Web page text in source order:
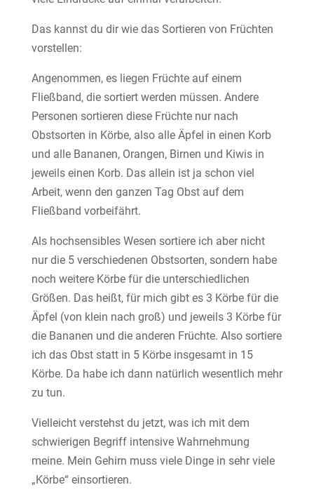
Das kannst du dir wie das Sortieren von Früchten
vorstellen:
Angenommen, es liegen Früchte auf einem
Fließband, die sortiert werden müssen. Andere
Personen sortieren diese Früchte nur nach
Obstsorten in Körbe, also alle Äpfel in einen Korb
und alle Bananen, Orangen, Birnen und Kiwis in
jeweils einen Korb. Das allein ist ja schon viel
Arbeit, wenn den ganzen Tag Obst auf dem
Fließband vorbeifährt.
Als hochsensibles Wesen sortiere ich aber nicht
nur die 5 verschiedenen Obstsorten, sondern habe
noch weitere Körbe für die unterschiedlichen
Größen. Das heißt, für mich gibt es 3 Körbe für die
Äpfel (von klein nach groß) und jeweils 3 Körbe für
die Bananen und die anderen Früchte. Also sortiere
ich das Obst statt in 5 Körbe insgesamt in 15
Körbe. Da habe ich dann natürlich wesentlich mehr
zu tun.
Vielleicht verstehst du jetzt, was ich mit dem
schwierigen Begriff intensive Wahrnehmung
meine. Mein Gehirn muss viele Dinge in sehr viele
„Körbe“ einsortieren.